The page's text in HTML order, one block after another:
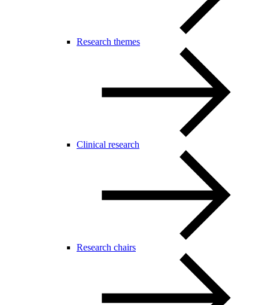
Research themes
Clinical research
Research chairs